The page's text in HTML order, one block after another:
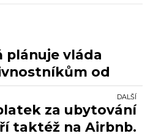
plánuje vláda
od
DALŠÍ
za ubytování
taktéž na Airbnb.